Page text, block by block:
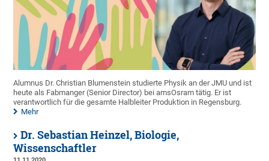
Alumnus Dr. Christian Blumenstein studierte Physik an der JMU und ist
heute als Fabmanger (Senior Director) bei amsOsram tätig. Er ist
verantwortlich für die gesamte Halbleiter Produktion in Regensburg.
Mehr
Dr. Sebastian Heinzel, Biologie,
Wissenschaftler